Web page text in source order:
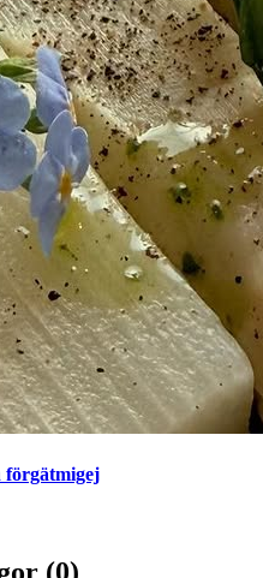
förgätmigej